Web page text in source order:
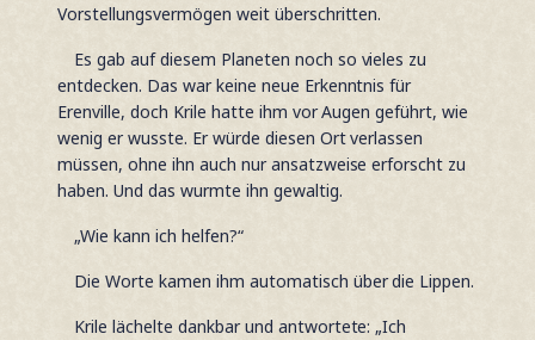
Vorstellungsvermögen weit überschritten.
Es gab auf diesem Planeten noch so vieles zu
entdecken. Das war keine neue Erkenntnis für
Erenville, doch Krile hatte ihm vor Augen geführt, wie
wenig er wusste. Er würde diesen Ort verlassen
müssen, ohne ihn auch nur ansatzweise erforscht zu
haben. Und das wurmte ihn gewaltig.
„Wie kann ich helfen?“
Die Worte kamen ihm automatisch über die Lippen.
Krile lächelte dankbar und antwortete: „Ich